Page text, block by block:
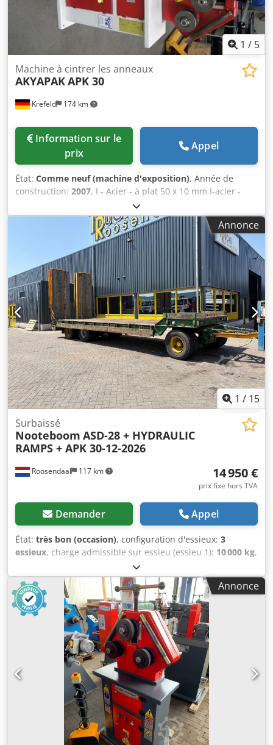
1 / 5
Krefeld 174 km
Machine à cintrer les anneaux
AKYAPAKAPK 30
prix
Appel
État: Comme neuf (machine d'exposition), Année de
construction: 2007, I - Acier - à plat 50 x 10 mm I-acier -
vertical 80 x 15 mm Acier à cornières 50 mm Dkedpfx Aket
U R H Usper Matériau rond 30,0 mm Diamètre brut max. 1
1/2" mm Matériau plein - diamètre 30,0 mm Poids 0,185 t
Dimensions L-L-H 670 x 530 x 1350 mm Matériau carré 40 x
40 x 3 mm Tubes 60 x 2,0 mm Puissance totale requise
0,75 kW Appareil de démonstration Équipement : - Châssis
de la machine - Pédale de commande - Rouleaux standard
(divisés) - cintrage horizontal et vertical possible
Annonce
1 / 15
Roosendaal 117 km
Surbaissé
Nooteboom ASD-28 + HYDRAULIC
RAMPS + APK 30-12-2026
14 950 €
prix fixe hors TVA
Demander Appel
État: très bon (occasion), configuration d'essieux: 3
essieux, charge admissible sur essieu (essieu 1): 10 000 kg,
charge maximale autorisée par essieu (essieu 2):
charge d'essieu autorisée (essieu 3):9 000 kg, première
immatriculation:
10/1993, longueur de l'espace de
chargement:7 010 mm, largeur de l’espace de
chargement:2 480 mm, longueur totale:10 610 mm
largeur totale:2 490 mm, empattement: 6 210 mm
autre, Année de construction:1993, Configuration
essieu Charge max. sur essieu avant: 10000 kg Essieu
arrière 1: Charge maximale sur essieu: 9000 kg Essieu
arrière 2: Charge maximale sur essieu: 9000 kg Poids Poids
à vide: 6.220 kg Capacité de charge: 21.780 kg PBV: 28.000
kg Dkjdpfx Akszacfuopjr Pratique Hauteur du plancher de
chargement: 92 cm Entretien, historique et condition APK
(CT): valable jusqu'à déc. 2026 État technique: très bon État
Annonce